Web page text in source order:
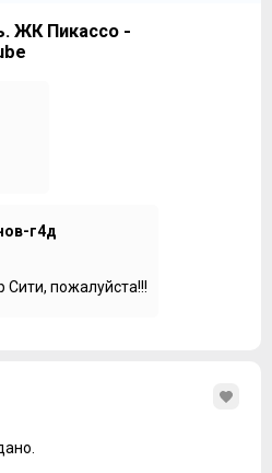
ЖК Пикассо -
г4д
пожалуйста!!!